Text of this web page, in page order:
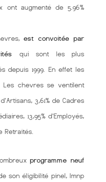
augmenté de 5.96%
est convoitée par
qui sont les plus
depuis 1999. En effet les
chevres se ventilent
3,61% de Cadres
13,95% d'Employés,
Retraités.
programme neuf
son éligibilité pinel, lmnp